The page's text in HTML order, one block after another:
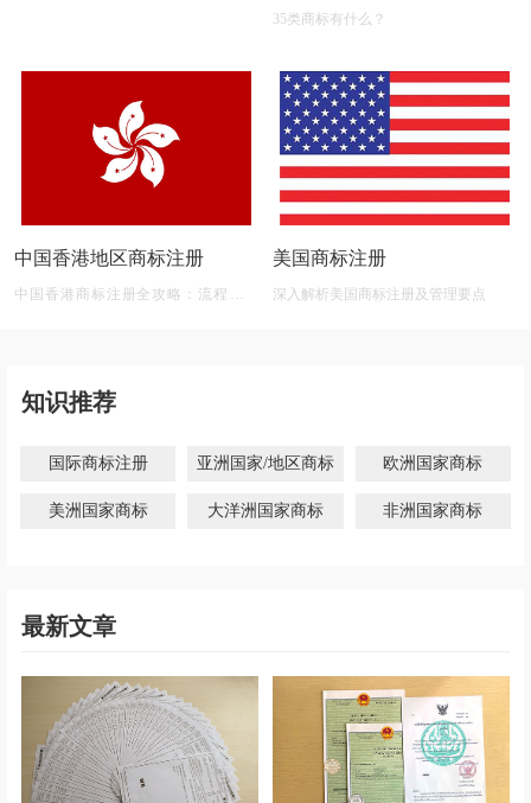
35类商标有什么？
中国香港地区商标注册
中国香港商标注册全攻略：流程、材
美国商标注册
深入解析美国商标注册及管理要点
知识推荐
国际商标注册 亚洲国家/地区商标 欧洲国家商标
美洲国家商标 大洋洲国家商标 非洲国家商标
最新文章